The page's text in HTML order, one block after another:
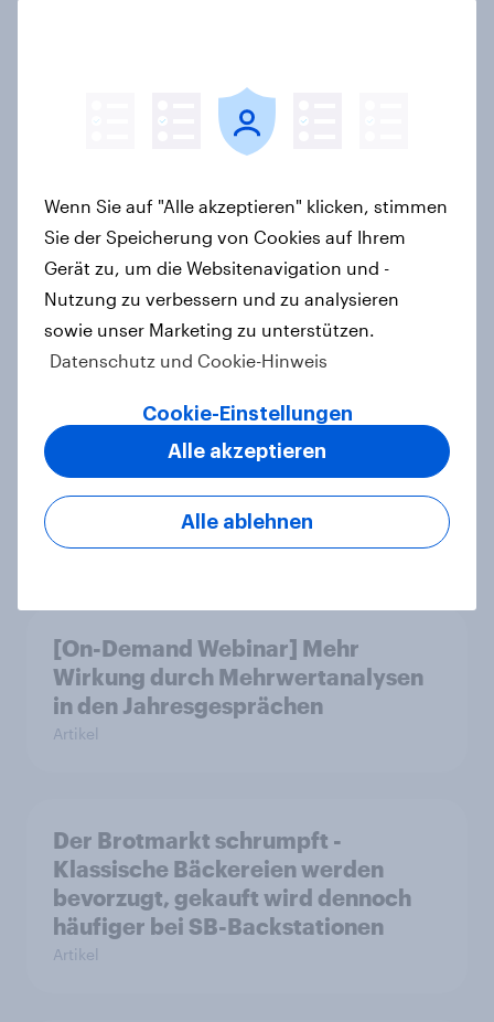
Retail Media wirkt – aber anders als
gedacht: Neue YouGov-Studie zeigt
erstmals die Shopper-Perspektive
auf Werbung am Point of Sale
Artikel
[On-Demand Webinar] Zwischen
Zielgruppe und Zeitgeist - Mit den
Sinus Milieus Zukunftspotenziale
Artikel
[On-Demand Webinar] Mehr
Wirkung durch Mehrwertanalysen
in den Jahresgesprächen
Artikel
Der Brotmarkt schrumpft -
Klassische Bäckereien werden
bevorzugt, gekauft wird dennoch
häufiger bei SB-Backstationen
Artikel
Wenn Sie auf "Alle akzeptieren" klicken, stimmen
Sie der Speicherung von Cookies auf Ihrem
Gerät zu, um die Websitenavigation und -
Nutzung zu verbessern und zu analysieren
sowie unser Marketing zu unterstützen.
Datenschutz und Cookie-Hinweis
Cookie-Einstellungen
Alle ablehnen
Alle akzeptieren